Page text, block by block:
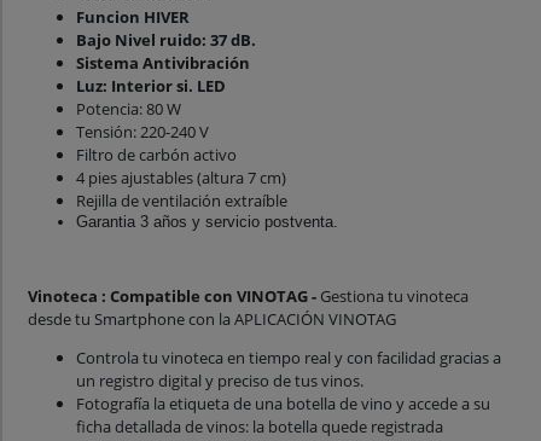
Funcion HIVER
Bajo Nivel ruido: 37 dB.
Sistema Antivibración
Luz: Interior si. LED
Potencia: 80 W
Tensión: 220-240 V
Filtro de carbón activo
4 pies ajustables (altura 7 cm)
Rejilla de ventilación extraíble
Garantia 3 años y servicio postventa.
Vinoteca : Compatible con VINOTAG - Gestiona tu vinoteca
desde tu Smartphone con la APLICACIÓN VINOTAG
Controla tu vinoteca en tiempo real y con facilidad gracias a
un registro digital y preciso de tus vinos.
Fotografía la etiqueta de una botella de vino y accede a su
ficha detallada de vinos: la botella quede registrada